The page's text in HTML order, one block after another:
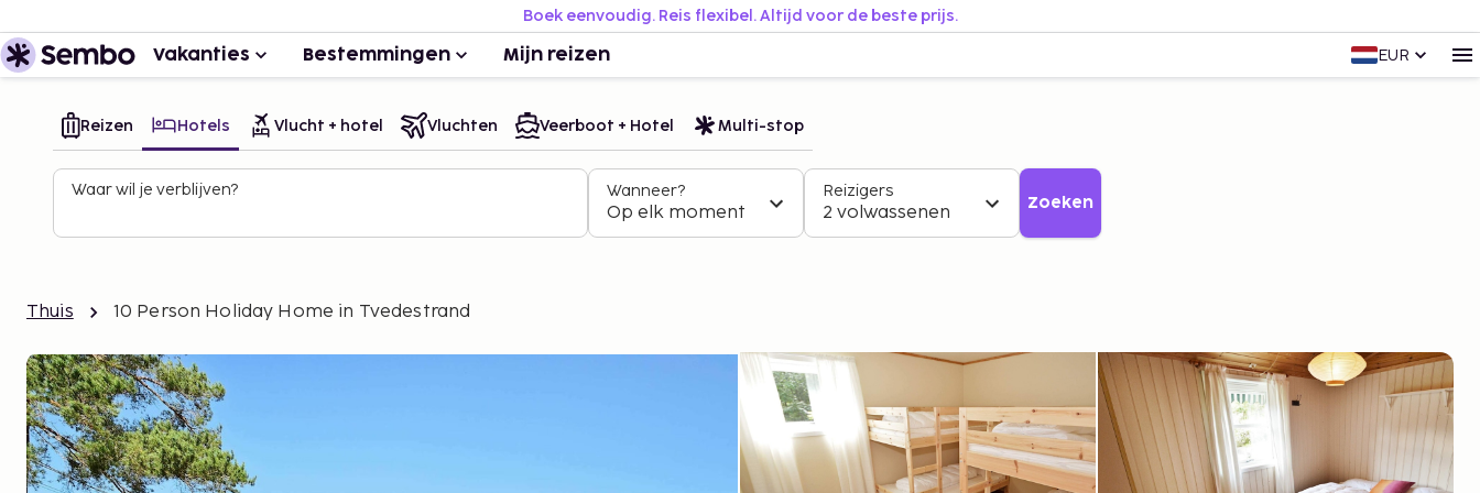
Boek eenvoudig. Reis flexibel. Altijd voor de beste prijs.
Vakanties Bestemmingen Mijn reizen EUR
Reizen Hotels Vlucht + hotel Vluchten Veerboot + Hotel Multi-stop
Waar wil je verblijven? Wanneer?
Op elk moment
Reizigers
2 volwassenen Zoeken
Thuis 10 Person Holiday Home in Tvedestrand